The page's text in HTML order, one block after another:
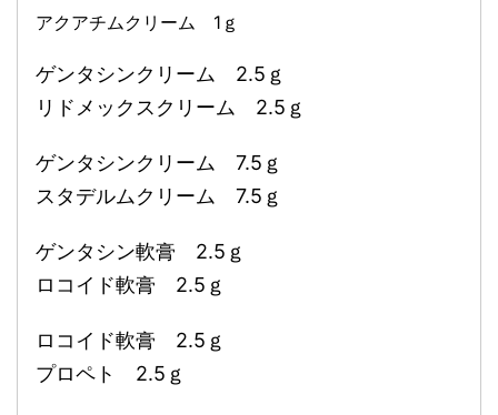
アクアチムクリーム 1ｇ
ゲンタシンクリーム 2.5ｇ
リドメックスクリーム 2.5ｇ
ゲンタシンクリーム 7.5ｇ
スタデルムクリーム 7.5ｇ
ゲンタシン軟膏 2.5ｇ
ロコイド軟膏 2.5ｇ
ロコイド軟膏 2.5ｇ
プロペト 2.5ｇ